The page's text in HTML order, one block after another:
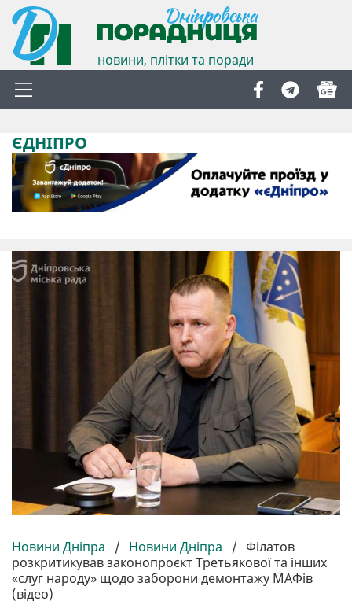
новини, плітки та поради
ЄДНІПРО
Новини Дніпра / Новини Дніпра / Філатов
розкритикував законопроєкт Третьякової та інших
«слуг народу» щодо заборони демонтажу МАФів
(відео)